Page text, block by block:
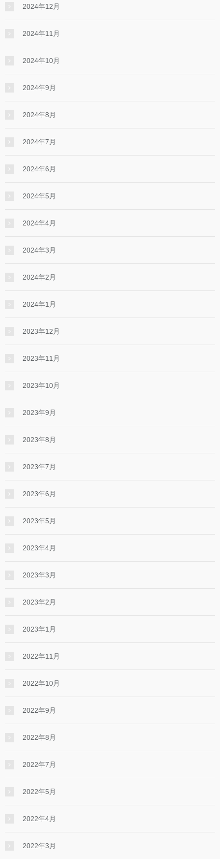
2024年12月
2024年11月
2024年10月
2024年9月
2024年8月
2024年7月
2024年6月
2024年5月
2024年4月
2024年3月
2024年2月
2024年1月
2023年12月
2023年11月
2023年10月
2023年9月
2023年8月
2023年7月
2023年6月
2023年5月
2023年4月
2023年3月
2023年2月
2023年1月
2022年11月
2022年10月
2022年9月
2022年8月
2022年7月
2022年5月
2022年4月
2022年3月